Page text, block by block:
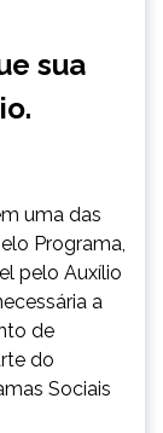
sua
uma das
Programa,
pelo Auxílio
a
de
do
Sociais